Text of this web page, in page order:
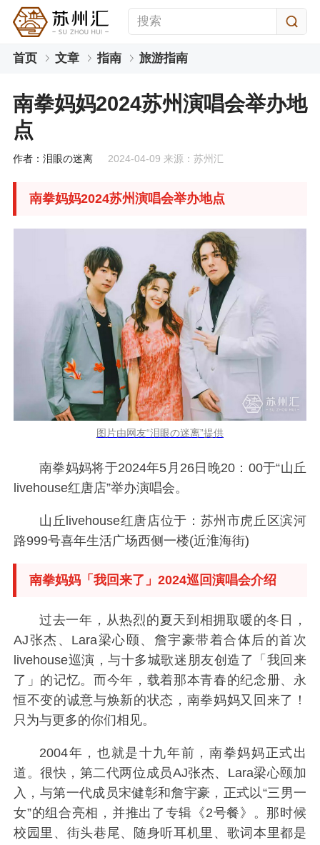
首页 文章 指南 旅游指南
南拳妈妈2024苏州演唱会举办地
点
作者：泪眼の迷离 2024-04-09 来源：苏州汇
南拳妈妈2024苏州演唱会举办地点
图片由网友“泪眼の迷离”提供
南拳妈妈将于2024年5月26日晚20：00于“山丘
livehouse红唐店”举办演唱会。
山丘livehouse红唐店位于：苏州市虎丘区滨河
路999号喜年生活广场西侧一楼(近淮海街)
南拳妈妈「我回来了」2024巡回演唱会介绍
过去一年，从热烈的夏天到相拥取暖的冬日，
AJ张杰、Lara梁心颐、詹宇豪带着合体后的首次
livehouse巡演，与十多城歌迷朋友创造了「我回来
了」的记忆。而今年，载着那本青春的纪念册、永
恒不变的诚意与焕新的状态，南拳妈妈又回来了！
只为与更多的你们相见。
2004年，也就是十九年前，南拳妈妈正式出
道。很快，第二代两位成员AJ张杰、Lara梁心颐加
入，与第一代成员宋健彰和詹宇豪，正式以“三男一
女”的组合亮相，并推出了专辑《2号餐》。那时候
校园里、街头巷尾、随身听耳机里、歌词本里都是